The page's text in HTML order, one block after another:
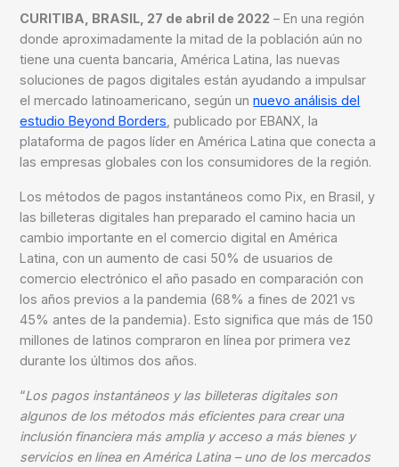
CURITIBA, BRASIL, 27 de abril de 2022 – En una región
donde aproximadamente la mitad de la población aún no
tiene una cuenta bancaria, América Latina, las nuevas
soluciones de pagos digitales están ayudando a impulsar
el mercado latinoamericano, según unnuevo análisis del
estudio Beyond Borders , publicado porEBANX , la
plataforma de pagos líder en América Latina que conecta a
las empresas globales con los consumidores de la región.
Los métodos de pagos instantáneos como Pix, en Brasil, y
las billeteras digitales han preparado el camino hacia un
cambio importante en el comercio digital en América
Latina, con un aumento de casi 50% de usuarios de
comercio electrónico el año pasado en comparación con
los años previos a la pandemia (68% a fines de 2021 vs
45% antes de la pandemia). Esto significa que más de 150
millones de latinos compraron en línea por primera vez
durante los últimos dos años.
“Los pagos instantáneos y las billeteras digitales son
algunos de los métodos más eficientes para crear una
inclusión financiera más amplia y acceso a más bienes y
servicios en línea en América Latina – uno de los mercados